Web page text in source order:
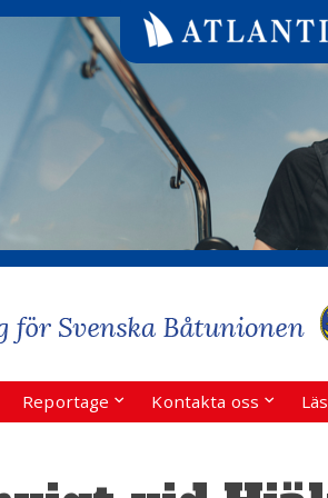
Reportage Kontakta oss